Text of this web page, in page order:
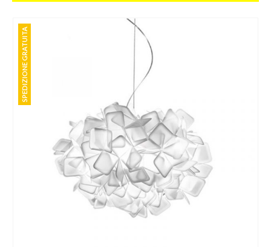
SPEDIZIONE GRATUITA
SPEDIZIONE GRATUITA